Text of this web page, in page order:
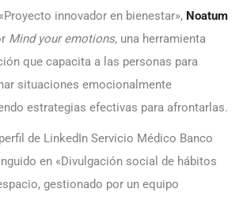
innovador en bienestar», Noatum
Mind your emotions, una herramienta
que capacita a las personas para
situaciones emocionalmente
estrategias efectivas para afrontarlas.
de LinkedIn Servicio Médico Banco
en «Divulgación social de hábitos
gestionado por un equipo